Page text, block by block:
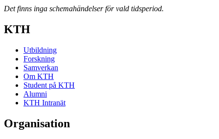
Det finns inga schemahändelser för vald tidsperiod.
KTH
Utbildning
Forskning
Samverkan
Om KTH
Student på KTH
Alumni
KTH Intranät
Organisation